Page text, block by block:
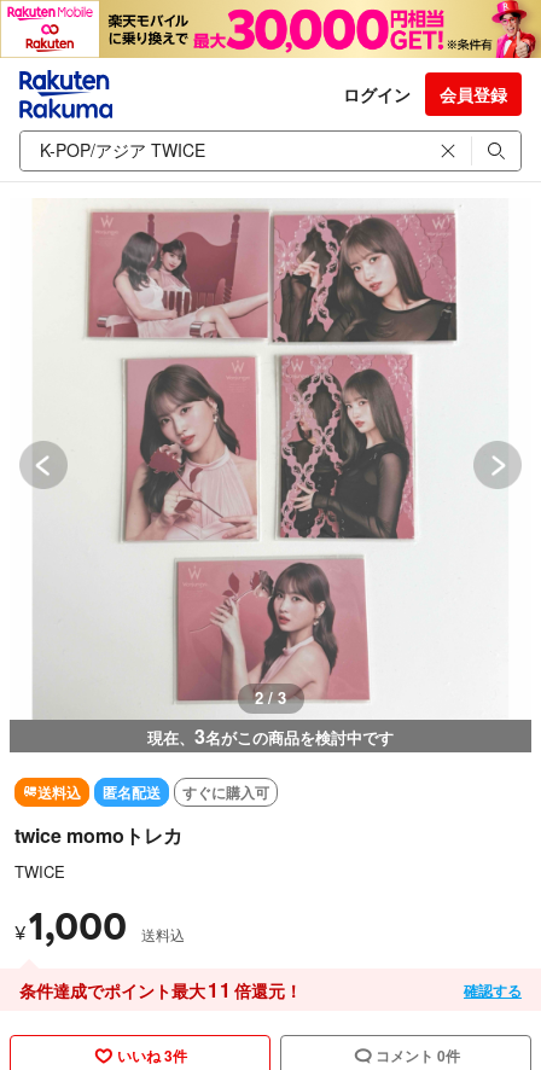
ログイン 会員登録
2 / 3
現在、 3名がこの商品を検討中です
送料込 匿名配送 すぐに購入可
twice momoトレカ
TWICE
¥1,000 送料込
条件達成でポイント最大11 倍還元！ 確認する
いいね 3件 コメント 0件